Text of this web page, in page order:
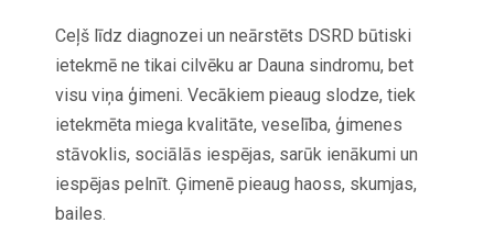
Ceļš līdz diagnozei un neārstēts DSRD būtiski
ietekmē ne tikai cilvēku ar Dauna sindromu, bet
visu viņa ģimeni. Vecākiem pieaug slodze, tiek
ietekmēta miega kvalitāte, veselība, ģimenes
stāvoklis, sociālās iespējas, sarūk ienākumi un
iespējas pelnīt. Ģimenē pieaug haoss, skumjas,
bailes.